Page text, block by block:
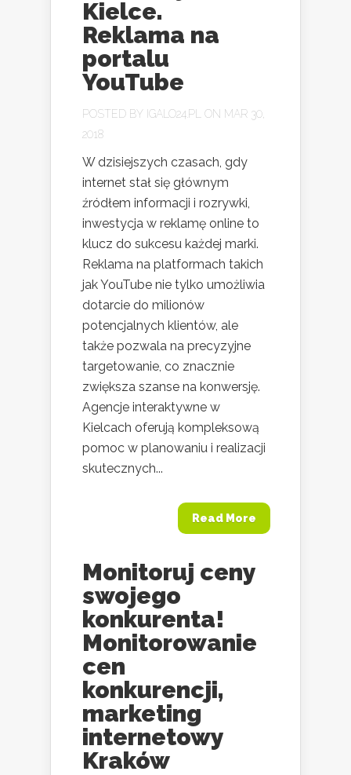
Kielce.
Reklama na
portalu
YouTube
POSTED BY IGALO24.PL
ON MAR 30,
2018
W dzisiejszych czasach, gdy
internet stał się głównym
źródłem informacji i rozrywki,
inwestycja w reklamę online to
klucz do sukcesu każdej marki.
Reklama na platformach takich
jak YouTube nie tylko umożliwia
dotarcie do milionów
potencjalnych klientów, ale
także pozwala na precyzyjne
targetowanie, co znacznie
zwiększa szanse na konwersję.
Agencje interaktywne w
Kielcach oferują kompleksową
pomoc w planowaniu i realizacji
skutecznych...
Read More
Monitoruj ceny
swojego
konkurenta!
Monitorowanie
cen
konkurencji,
marketing
internetowy
Kraków